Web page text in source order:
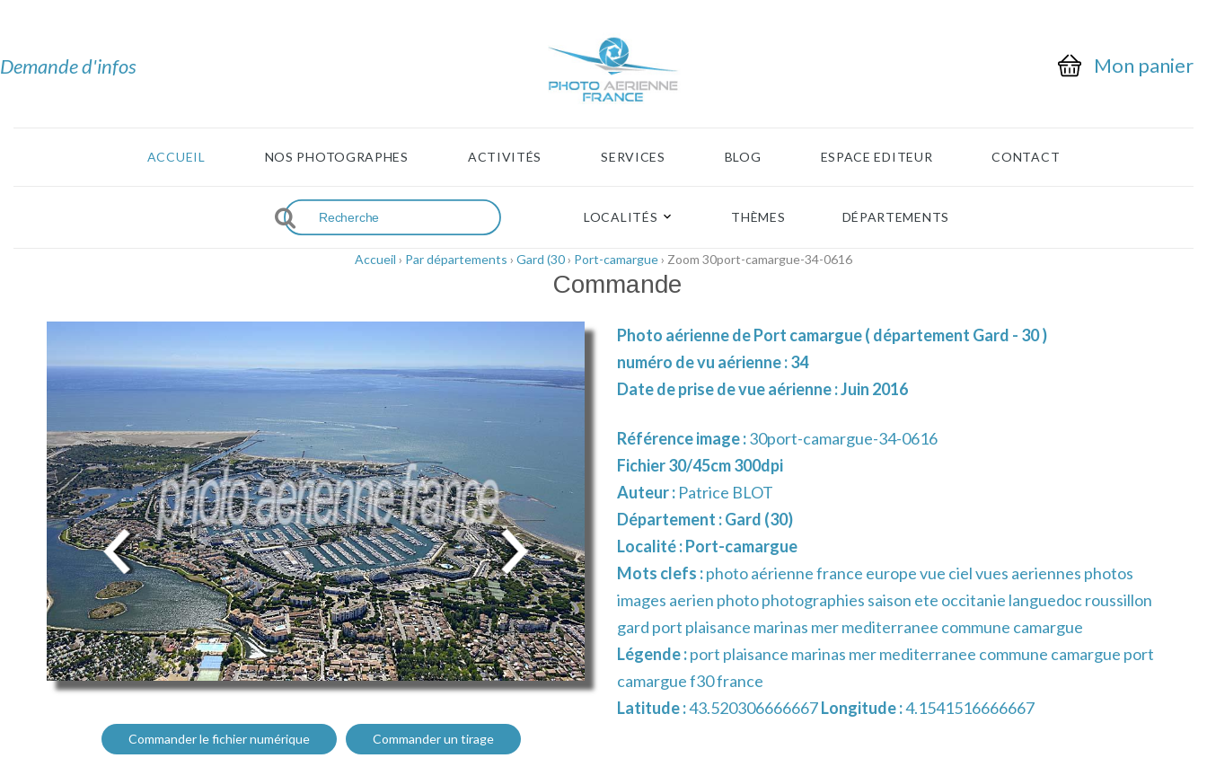
Demande d'infos Mon panier
ACCUEIL NOS PHOTOGRAPHES ACTIVITÉS SERVICES BLOG ESPACE EDITEUR CONTACT
LOCALITÉS THÈMES DÉPARTEMENTS
Accueil › Par départements › Gard (30› Port-camargue› Zoom 30port-camargue-34-0616
Commande
Commander le fichier numérique Commander un tirage
Photo aérienne de Port camargue ( département Gard - 30 )
numéro de vu aérienne : 34
Date de prise de vue aérienne : Juin 2016
Référence image :30port-camargue-34-0616
Fichier 30/45cm 300dpi
Auteur : Patrice BLOT
Département :Gard (30)
Localité :Port-camargue
Mots clefs :photo aérienne france europe vue ciel vues aeriennes photos
images aerien photo photographies saison ete occitanie languedoc roussillon
gard port plaisance marinas mer mediterranee commune camargue
Légende :port plaisance marinas mer mediterranee commune camargue port
camargue f30 france
Latitude :43.520306666667Longitude :4.1541516666667